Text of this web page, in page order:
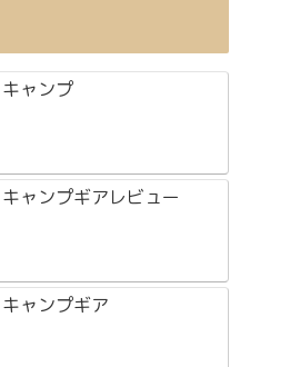
キャンプ
キャンプギアレビュー
キャンプギア